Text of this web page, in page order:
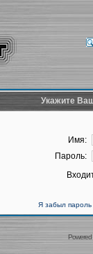
Укажите
Имя:
Пароль:
Я забыл пароль